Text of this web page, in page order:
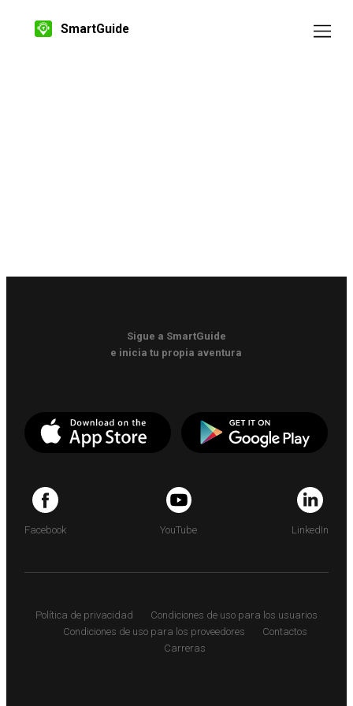
SmartGuide
Sigue a SmartGuide
e inicia tu propia aventura
Facebook YouTube LinkedIn
Política de privacidad
Condiciones de uso para los usuarios
Condiciones de uso para los proveedores
Contactos
Carreras